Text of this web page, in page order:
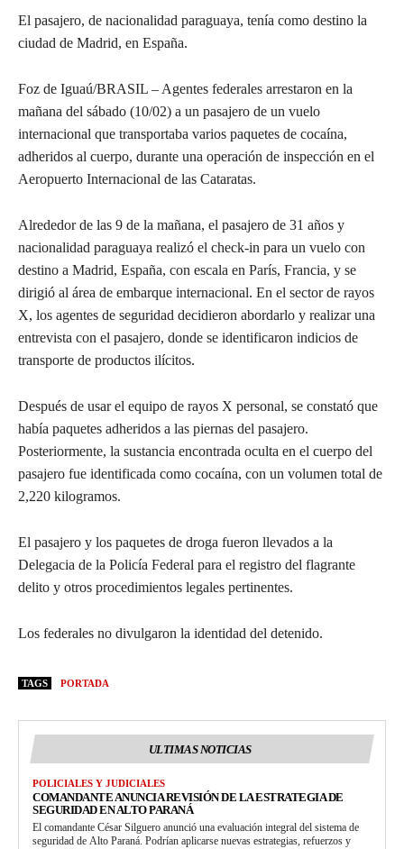
El pasajero, de nacionalidad paraguaya, tenía como destino la
ciudad de Madrid, en España.
Foz de Iguaú/BRASIL – Agentes federales arrestaron en la
mañana del sábado (10/02) a un pasajero de un vuelo
internacional que transportaba varios paquetes de cocaína,
adheridos al cuerpo, durante una operación de inspección en el
Aeropuerto Internacional de las Cataratas.
Alrededor de las 9 de la mañana, el pasajero de 31 años y
nacionalidad paraguaya realizó el check-in para un vuelo con
destino a Madrid, España, con escala en París, Francia, y se
dirigió al área de embarque internacional. En el sector de rayos
X, los agentes de seguridad decidieron abordarlo y realizar una
entrevista con el pasajero, donde se identificaron indicios de
transporte de productos ilícitos.
Después de usar el equipo de rayos X personal, se constató que
había paquetes adheridos a las piernas del pasajero.
Posteriormente, la sustancia encontrada oculta en el cuerpo del
pasajero fue identificada como cocaína, con un volumen total de
2,220 kilogramos.
El pasajero y los paquetes de droga fueron llevados a la
Delegacia de la Policía Federal para el registro del flagrante
delito y otros procedimientos legales pertinentes.
Los federales no divulgaron la identidad del detenido.
TAGS PORTADA
ULTIMAS NOTICIAS
POLICIALES Y JUDICIALES
COMANDANTE ANUNCIA REVISIÓN DE LA ESTRATEGIA DE
SEGURIDAD EN ALTO PARANÁ
El comandante César Silguero anunció una evaluación integral del sistema de
seguridad de Alto Paraná. Podrían aplicarse nuevas estrategias, refuerzos y